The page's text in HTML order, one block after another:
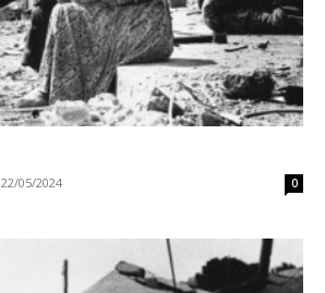
22/05/2024 0